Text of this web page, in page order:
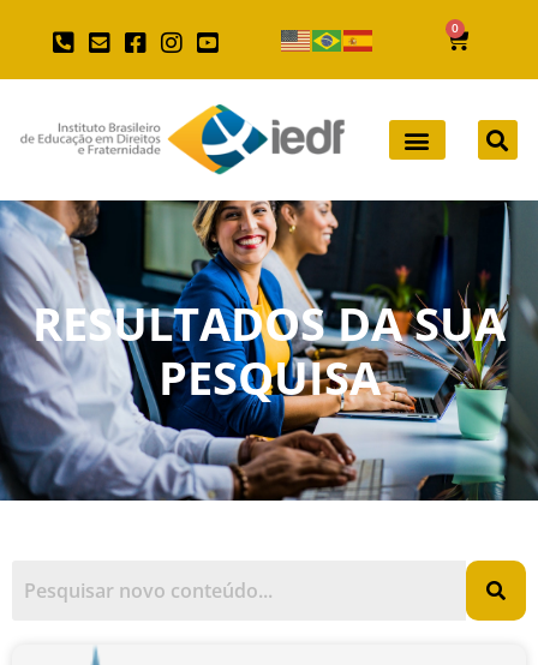
0
RESULTADOS DA SUA
PESQUISA